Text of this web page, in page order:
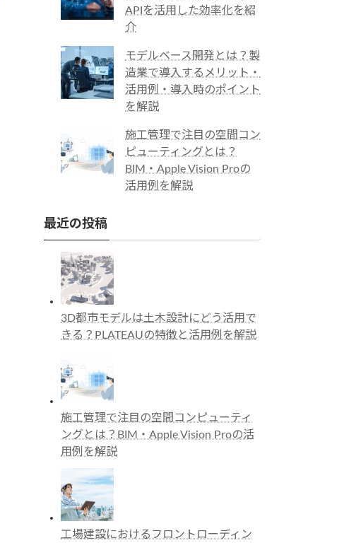
APIを活用した効率化を紹
介
モデルベース開発とは？製
造業で導入するメリット・
活用例・導入時のポイント
を解説
施工管理で注目の空間コン
ピューティングとは？
BIM・Apple Vision Proの
活用例を解説
最近の投稿
3D都市モデルは土木設計にどう活用で
きる？PLATEAUの特徴と活用例を解説
施工管理で注目の空間コンピューティ
ングとは？BIM・Apple Vision Proの活
用例を解説
工場建設におけるフロントローディン